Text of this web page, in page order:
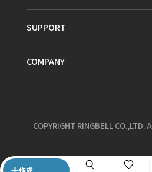
SUPPORT
COMPANY
COPYRIGHT RINGBELL CO.,LTD.
作成